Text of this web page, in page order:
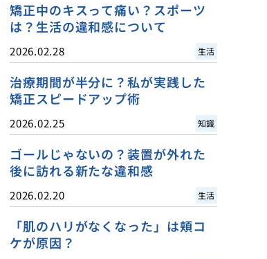
矯正中のキスって痛い？スポーツ
は？生活の違和感について
2026.02.28 生活
治療期間が半分に？私が実践した
矯正スピードアップ術
2026.02.25 知識
ゴールじゃないの？装置が外れた
後に訪れる新たな違和感
2026.02.20 生活
「肌のハリがなくなった」は頬コ
ケが原因？